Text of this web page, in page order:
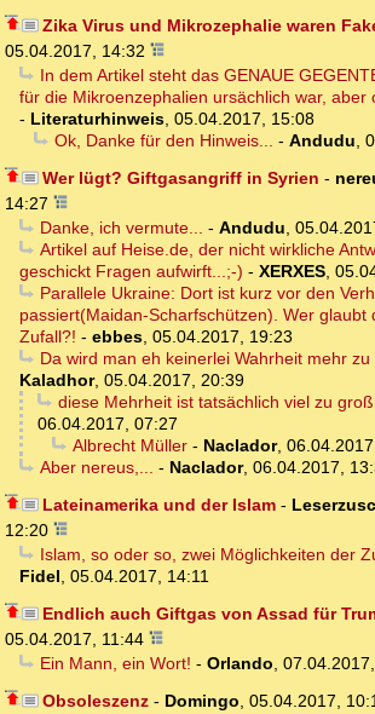
Zika Virus und Mikrozephalie waren
05.04.2017, 14:32
In dem Artikel steht das GENAUE
für die Mikroenzephalien ursächlich war, aber
- Literaturhinweis, 05.04.2017, 15:08
Ok, Danke für den Hinweis... - Andudu,
Wer lügt? Giftgasangriff in Syrien -
14:27
Danke, ich vermute... - Andudu,
Artikel auf Heise.de, der nicht wirkliche
geschickt Fragen aufwirft...;-) - XERXES,
Parallele Ukraine: Dort ist kurz vor den
passiert(Maidan-Scharfschützen). Wer glaubt
Zufall?! - ebbes, 05.04.2017, 19:23
Da wird man eh keinerlei Wahrheit mehr
Kaladhor, 05.04.2017, 20:39
diese Mehrheit ist tatsächlich viel zu groß
06.04.2017, 07:27
Albrecht Müller- Naclador,
Aber nereus,... - Naclador, 06.04.2017,
Lateinamerika und der Islam-
12:20
Islam, so oder so, zwei Möglichkeiten der
Fidel, 05.04.2017, 14:11
Endlich auch Giftgas von Assad für
05.04.2017, 11:44
Ein Mann, ein Wort! - Orlando,
Obsoleszenz- Domingo, 05.04.2017,